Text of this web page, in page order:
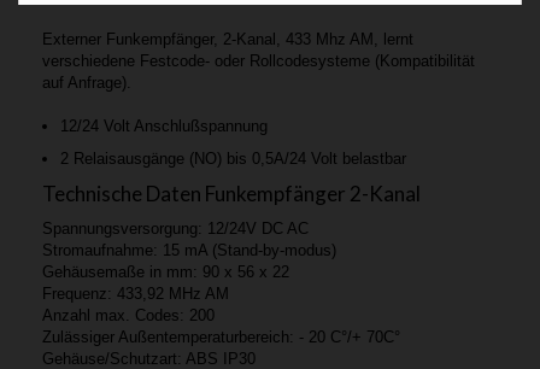
Externer Funkempfänger, 2-Kanal, 433 Mhz AM, lernt
verschiedene Festcode- oder Rollcodesysteme (Kompatibilität
auf Anfrage).
12/24 Volt Anschlußspannung
2 Relaisausgänge (NO) bis 0,5A/24 Volt belastbar
Technische Daten Funkempfänger 2-Kanal
Spannungsversorgung: 12/24V DC AC
Stromaufnahme: 15 mA (Stand-by-modus)
Gehäusemaße in mm: 90 x 56 x 22
Frequenz: 433,92 MHz AM
Anzahl max. Codes: 200
Zulässiger Außentemperaturbereich: - 20 C°/+ 70C°
Gehäuse/Schutzart: ABS IP30